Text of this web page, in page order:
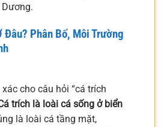
Đâu? Phân Bố, Môi Trường
cho câu hỏi “cá trích
trích là loài cá sống ở biển
là loài cá tầng mặt,